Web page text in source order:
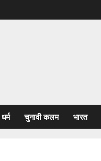
धर्म चुनावी कलम भारत